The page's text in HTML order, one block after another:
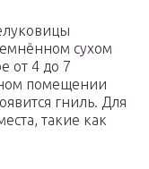
сухом
от 4 до 7
помещении
гниль. Для
такие как